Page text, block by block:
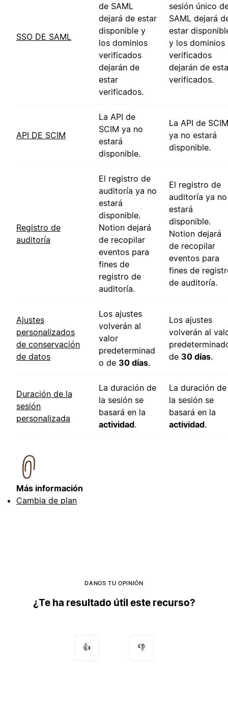
SSO DE SAML
de SAML
dejará de estar
disponible y
los dominios
verificados
dejarán de
estar
verificados.
sesión único
SAML dejará
estar
y los dominios
verificados
dejarán de
verificados.
API DE SCIM
La API de
SCIM ya no
estará
disponible.
La API de SCIM
ya no estará
disponible.
Registro de
auditoría
El registro de
auditoría ya no
estará
disponible.
Notion dejará
de recopilar
eventos para
fines de
registro de
auditoría.
El registro de
auditoría ya no
estará
disponible.
Notion dejará
de recopilar
eventos para
fines de
de auditoría.
Ajustes
personalizados
de conservación
de datos
Los ajustes
volverán al
valor
predeterminad
o de 30 días.
Los ajustes
volverán al
de 30 días.
Duración de la
sesión
personalizada
La duración de
la sesión se
basará en la
actividad.
La duración de
la sesión se
basará en la
actividad.
Más información
Cambia de plan
DANOS TU OPINIÓN
¿Te ha resultado útil este recurso?
👍 👎